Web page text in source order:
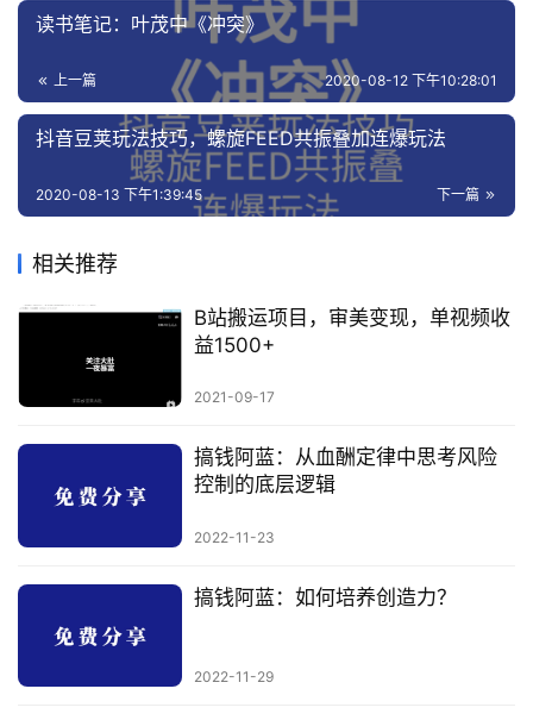
读书笔记：叶茂中《冲突》
上一篇 2020-08-12 下午10:28:01
抖音豆荚玩法技巧，螺旋FEED共振叠加连爆玩法
下一篇
2020-08-13 下午1:39:45
相关推荐
B站搬运项目，审美变现，单视频收
益1500+
2021-09-17
搞钱阿蓝：从血酬定律中思考风险
控制的底层逻辑
2022-11-23
搞钱阿蓝：如何培养创造力？
2022-11-29